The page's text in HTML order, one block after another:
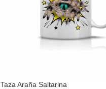
Taza Araña Saltarina